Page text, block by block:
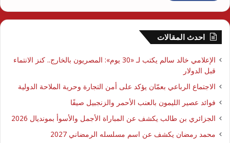
احدث المقالات
الإعلامي خالد سالم يكتب لـ «30 يوم»: المصريون بالخارج.. كنز الانتماء
قبل الدولار
الاجتماع الرباعي بعمّان يؤكد على أمن التجارة وحرية الملاحة الدولية
فوائد عصير الليمون بالعنب الأحمر والزنجبيل صيفًا
الجزائري بن طالب يكشف عن المباراة الأجمل والأسوأ بمونديال 2026
محمد رمضان يكشف عن اسم مسلسله الرمضاني 2027